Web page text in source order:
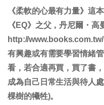
《柔軟的心最有力量》這
《EQ》之父，丹尼爾・高
http://
有興趣或有需要學習情緒
看，若合適再買，買了書
成為自己日常生活與待人
棵樹的犧牲)。